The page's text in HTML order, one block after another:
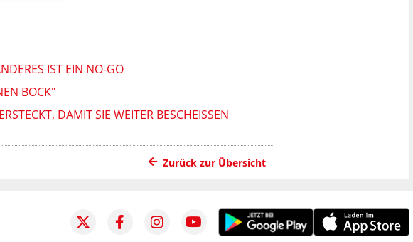
IST EIN NO-GO
BOCK"
DAMIT SIE WEITER BESCHEISSEN K
Zurück zur Übersicht